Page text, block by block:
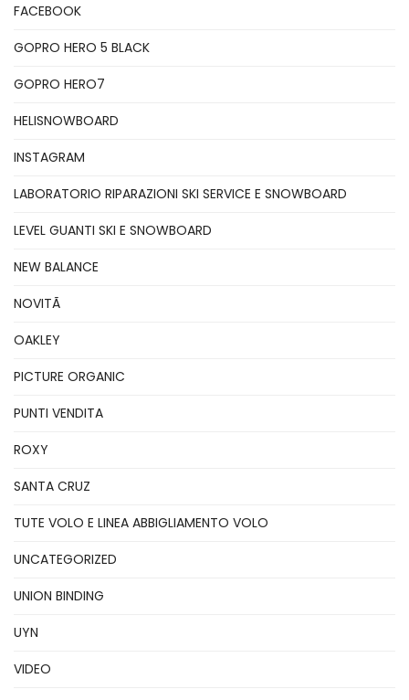
FACEBOOK
GOPRO HERO 5 BLACK
GOPRO HERO7
HELISNOWBOARD
INSTAGRAM
LABORATORIO RIPARAZIONI SKI SERVICE E SNOWBOARD
LEVEL GUANTI SKI E SNOWBOARD
NEW BALANCE
NOVITÃ
OAKLEY
PICTURE ORGANIC
PUNTI VENDITA
ROXY
SANTA CRUZ
TUTE VOLO E LINEA ABBIGLIAMENTO VOLO
UNCATEGORIZED
UNION BINDING
UYN
VIDEO